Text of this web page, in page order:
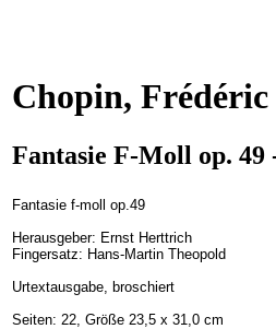
Chopin, Frédéric
Fantasie F-Moll op.
Fantasie f-moll op.49
Herausgeber: Ernst Herttrich
Fingersatz: Hans-Martin Theopold
Urtextausgabe, broschiert
Seiten: 22, Größe 23,5 x 31,0 cm